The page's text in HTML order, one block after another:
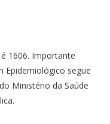
1606. Importante
Epidemiológico segue
Ministério da Saúde